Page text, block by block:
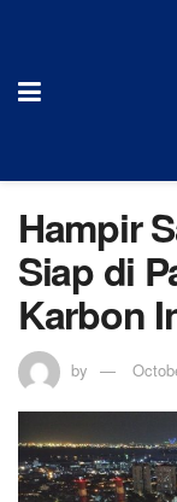
Hampir
Siap di
Karbon
by